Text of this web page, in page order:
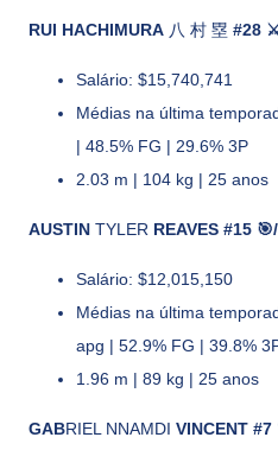
RUI HACHIMURA 八 村 塁 #28
Salário: $15,740,741
Médias na última
| 48.5% FG | 29.6% 3P
2.03 m | 104 kg | 25 anos
AUSTIN TYLER REAVES #15
Salário: $12,015,150
Médias na última
apg | 52.9% FG | 39.8%
1.96 m | 89 kg | 25 anos
GABRIEL NNAMDI VINCENT #7